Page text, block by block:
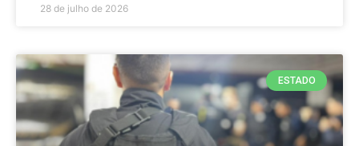
28 de julho de 2026
ESTADO